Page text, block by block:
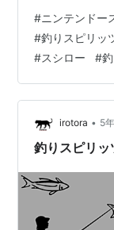
のモードも少
Nintendo
せいトライア
ジョン】プレ
に、タイトル
#ニンテンドー
#釣りスピリッ
#スシロー #
irotora • 5
釣りスピリ